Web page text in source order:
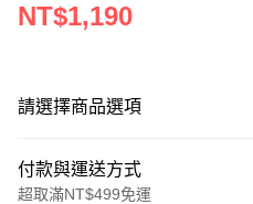
NT$1,190
請選擇商品選項
付款與運送方式
超取滿NT$499免運